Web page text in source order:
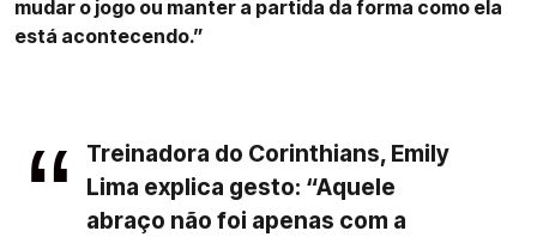
mudar o jogo ou manter a partida da forma como ela
está acontecendo.”
Treinadora do Corinthians, Emily
Lima explica gesto: “Aquele
abraço não foi apenas com a